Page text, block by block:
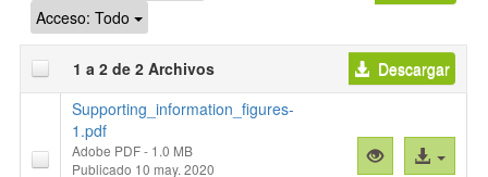
Acceso: Todo
1 a 2 de 2 Archivos
Descargar
Supporting_information_figures-
1.pdf
Adobe PDF- 1.0 MB
Publicado 10 may. 2020
Vista Acceso